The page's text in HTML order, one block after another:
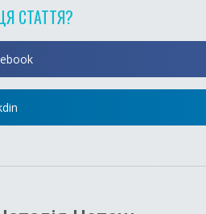
СТАТТЯ?